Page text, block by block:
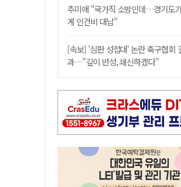
추미애 "국가직 소방인데…경기도
게 인건비 대납"
[속보] '심판 성접대' 논란 축구협회
과…"깊이 반성, 쇄신하겠다"